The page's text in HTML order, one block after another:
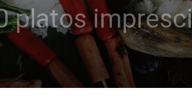
platos